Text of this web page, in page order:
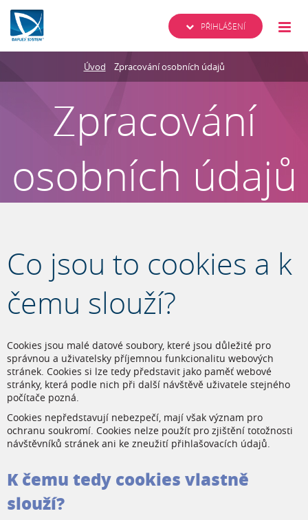
PŘIHLÁŠENÍ
Úvod Zpracování osobních údajů
Zpracování
osobních údajů
Co jsou to cookies a k
čemu slouží?
Cookies jsou malé datové soubory, které jsou důležité pro
správnou a uživatelsky příjemnou funkcionalitu webových
stránek. Cookies si lze tedy představit jako paměť webové
stránky, která podle nich při další návštěvě uživatele stejného
počítače pozná.
Cookies nepředstavují nebezpečí, mají však význam pro
ochranu soukromí. Cookies nelze použít pro zjištění totožnosti
návštěvníků stránek ani ke zneužití přihlašovacích údajů.
K čemu tedy cookies vlastně
slouží?